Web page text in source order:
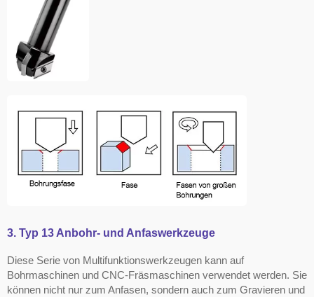
3. Typ 13 Anbohr- und Anfaswerkzeuge
Diese Serie von Multifunktionswerkzeugen kann auf
Bohrmaschinen und CNC-Fräsmaschinen verwendet werden. Sie
können nicht nur zum Anfasen, sondern auch zum Gravieren und